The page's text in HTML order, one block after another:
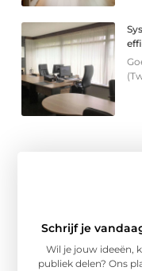
Schrijf je
Wil je jouw ideeën,
publiek delen? Ons